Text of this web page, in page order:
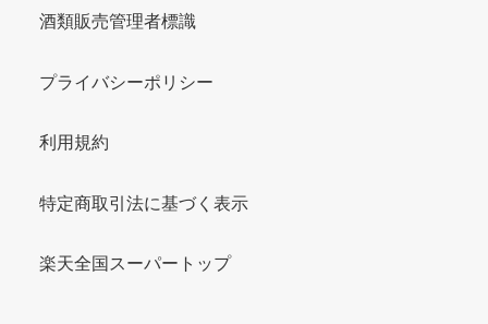
酒類販売管理者標識
プライバシーポリシー
利用規約
特定商取引法に基づく表示
楽天全国スーパートップ